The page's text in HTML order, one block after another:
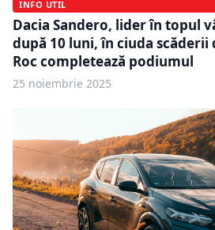
INFO UTIL
Dacia Sandero, lider în topul
după 10 luni, în ciuda scăderii
Roc completează podiumul
25 noiembrie 2025